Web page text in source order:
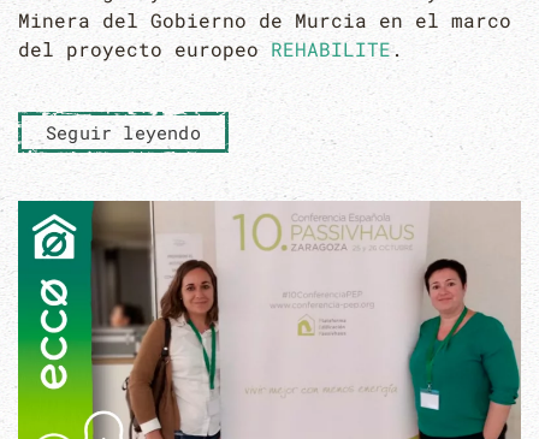
Minera del Gobierno de Murcia en el marco
del proyecto europeoREHABILITE.
Seguir leyendo